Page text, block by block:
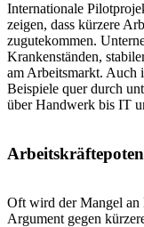
Internationale
zeigen, dass kürzere
zugutekommen.
Krankenständen,
am Arbeitsmarkt. Auch
Beispiele quer durch
über Handwerk bis IT
Oft wird der Mangel an
Argument gegen